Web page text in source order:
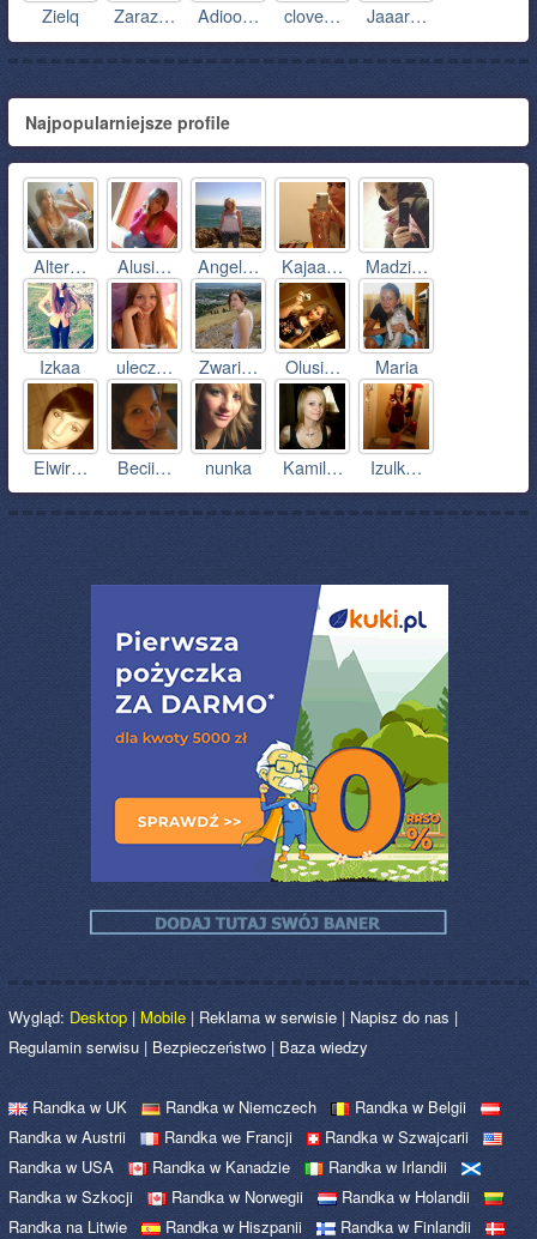
Zielq Zaraz… Adioo… clove… Jaaar…
Najpopularniejsze profile
Alter… Alusi… Angel… Kajaa… Madzi…
Izkaa ulecz… Zwari… Olusi… Maria
Elwir… Becii… nunka Kamil… Izulk…
Wygląd:Desktop| Mobile | Reklama w serwisie | Napisz do nas |
Regulamin serwisu | Bezpieczeństwo | Baza wiedzy
Randka w UK Randka w Niemczech
Randka w Belgii
Randka w Austrii
Randka we Francji
Randka w Szwajcarii
Randka w USA
Randka w Kanadzie
Randka w Irlandii
Randka w Szkocji
Randka w Norwegii
Randka w Holandii
Randka na Litwie
Randka w Hiszpanii
Randka w Finlandii